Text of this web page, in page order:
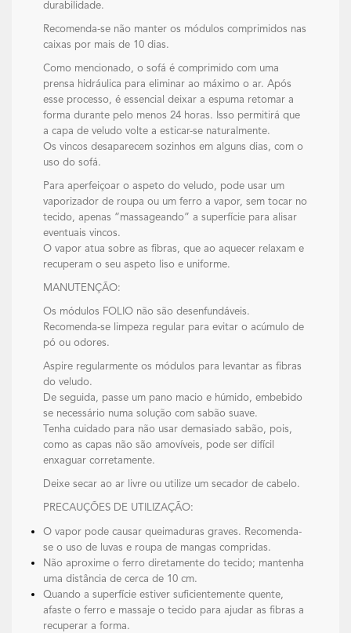
durabilidade.
Recomenda-se não manter os módulos comprimidos nas
caixas por mais de 10 dias.
Como mencionado, o sofá é comprimido com uma
prensa hidráulica para eliminar ao máximo o ar. Após
esse processo, é essencial deixar a espuma retomar a
forma durante pelo menos 24 horas. Isso permitirá que
a capa de veludo volte a esticar-se naturalmente.
Os vincos desaparecem sozinhos em alguns dias, com o
uso do sofá.
Para aperfeiçoar o aspeto do veludo, pode usar um
vaporizador de roupa ou um ferro a vapor, sem tocar no
tecido, apenas “massageando” a superfície para alisar
eventuais vincos.
O vapor atua sobre as fibras, que ao aquecer relaxam e
recuperam o seu aspeto liso e uniforme.
MANUTENÇÃO:
Os módulos FOLIO não são desenfundáveis.
Recomenda-se limpeza regular para evitar o acúmulo de
pó ou odores.
Aspire regularmente os módulos para levantar as fibras
do veludo.
De seguida, passe um pano macio e húmido, embebido
se necessário numa solução com sabão suave.
Tenha cuidado para não usar demasiado sabão, pois,
como as capas não são amovíveis, pode ser difícil
enxaguar corretamente.
Deixe secar ao ar livre ou utilize um secador de cabelo.
PRECAUÇÕES DE UTILIZAÇÃO:
O vapor pode causar queimaduras graves. Recomenda-
se o uso de luvas e roupa de mangas compridas.
Não aproxime o ferro diretamente do tecido; mantenha
uma distância de cerca de 10 cm.
Quando a superfície estiver suficientemente quente,
afaste o ferro e massaje o tecido para ajudar as fibras a
recuperar a forma.